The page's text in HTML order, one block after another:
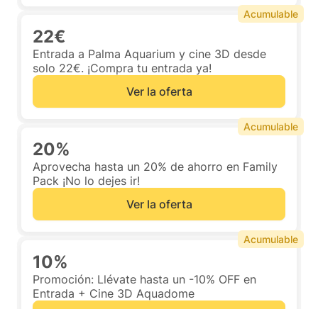
22€
Entrada a Palma Aquarium y cine 3D desde
solo 22€. ¡Compra tu entrada ya!
Ver la oferta
Acumulable
20%
Aprovecha hasta un 20% de ahorro en Family
Pack ¡No lo dejes ir!
Ver la oferta
Acumulable
10%
Promoción: Llévate hasta un -10% OFF en
Entrada + Cine 3D Aquadome
Acumulable